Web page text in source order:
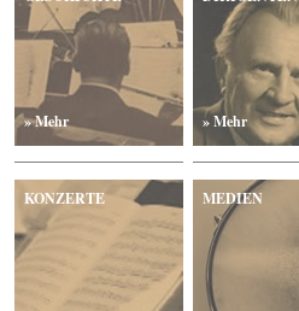
» Mehr » Mehr
KONZERTE MEDIEN